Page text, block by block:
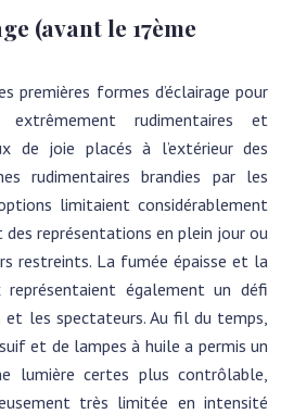
(avant le 17ème
premières formes d’éclairage pour
rudimentaires et
de joie placés à l’extérieur des
rudimentaires brandies par les
limitaient considérablement
des représentations en plein jour ou
restreints. La fumée épaisse et la
également un défi
les spectateurs. Au fil du temps,
et de lampes à huile a permis un
lumière certes plus contrôlable,
très limitée en intensité